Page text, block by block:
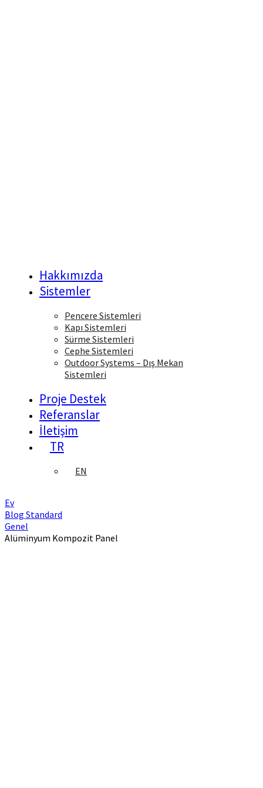
Hakkımızda
Sistemler
Pencere Sistemleri
Kapı Sistemleri
Sürme Sistemleri
Cephe Sistemleri
Outdoor Systems – Dış Mekan
Sistemleri
Proje Destek
Referanslar
İletişim
TR
EN
Ev
Blog Standard
Genel
Alüminyum Kompozit Panel